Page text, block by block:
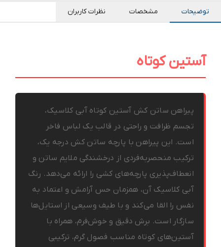
توضیحات مشخصات نظرات کاربران
آستین کوتاه
پیراهن ساتن کش آستین کوتاه آبی کلاسیک،
تجسم ظرافت و راحتی در قالب یک لباس فاخر
است. این پیراهن با پارچه ساتن کش درجه یک،
ترکیب منحصربه‌فردی از درخشندگی ملایم ساتن و
انعطاف‌پذیری پارچه‌های کشی را ارائه می‌دهد. رنگ
آبی کلاسیک آن، همزمان حس آرامش و اعتماد به
نفس را القا می‌کند و با طیف وسیعی از استایل‌ها
سازگار است. برش دقیق و خوش‌فرم، همراه با
آستین‌های کوتاه مناسب فصول گرم، ترکیبی